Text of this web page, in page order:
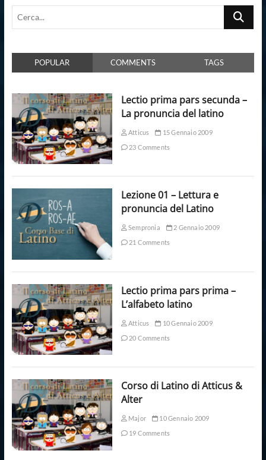
Cerca...
POPULAR COMMENTS TAGS
Lectio prima pars secunda –
La pronuncia del latino
Atticus
15 Gennaio 2009
23 Comments
Lezione 01 – Lettura e
pronuncia del Latino
Sempronia
2 Gennaio 2009
21 Comments
Lectio prima pars prima –
L’alfabeto latino
Atticus
10 Gennaio 2009
20 Comments
Corso di Latino di Atticus &
Alter
Major
10 Gennaio 2009
19 Comments